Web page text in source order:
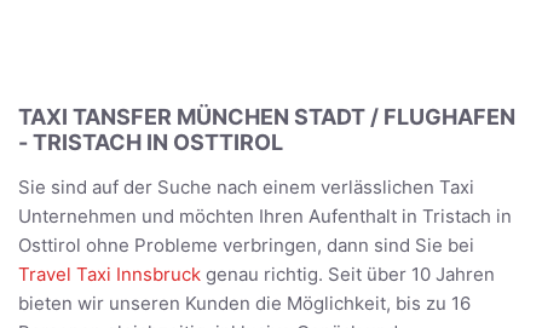
TAXI TANSFER MÜNCHEN STADT / FLUGHAFEN
- TRISTACH IN OSTTIROL
Sie sind auf der Suche nach einem verlässlichen Taxi
Unternehmen und möchten Ihren Aufenthalt in Tristach in
Osttirol ohne Probleme verbringen, dann sind Sie bei
Travel Taxi Innsbruck genau richtig. Seit über 10 Jahren
bieten wir unseren Kunden die Möglichkeit, bis zu 16